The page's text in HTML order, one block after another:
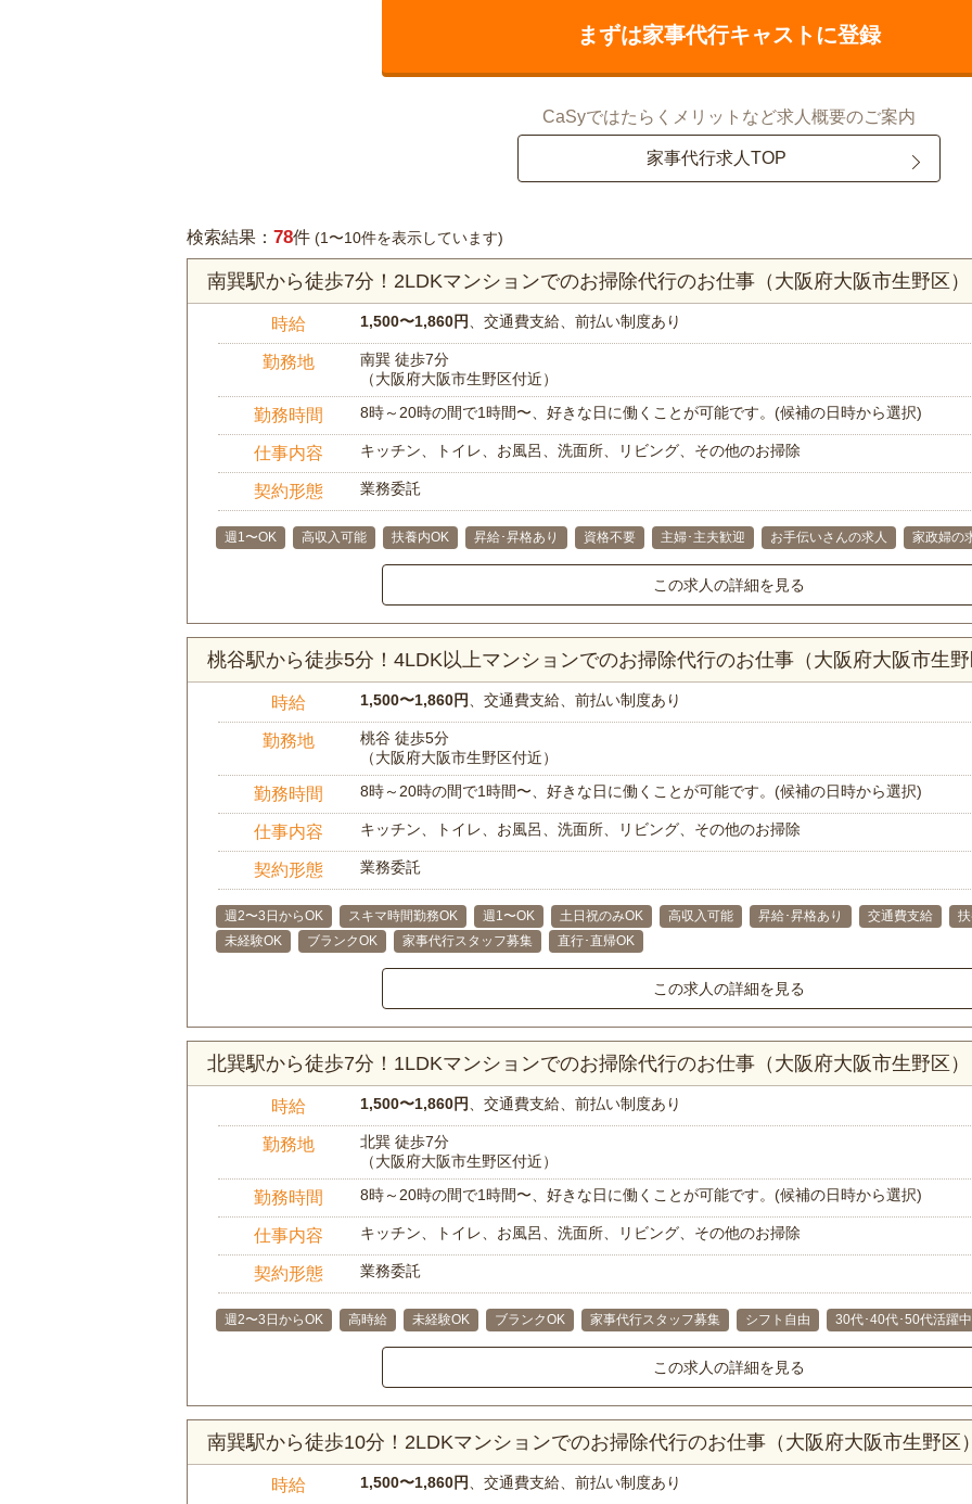
まずは家事代行キャストに登録
CaSyではたらくメリットなど求人概要のご案内
家事代行求人TOP
検索結果： 78件 (1〜10件を表示しています)
南巽駅から徒歩7分！2LDKマンションでのお掃除代行のお仕事（大阪府大阪市生野区）
時給 1,500〜1,860円 、交通費支給、前払い制度あり
勤務地
南巽 徒歩7分
（大阪府大阪市生野区付近）
勤務時間 8時～20時の間で1時間〜、好きな日に働くことが可能です。(候補の日時から選択)
仕事内容 キッチン、トイレ、お風呂、洗面所、リビング、その他のお掃除
契約形態 業務委託
週1〜OK 高収入可能 扶養内OK 昇給･昇格あり 資格不要 主婦･主夫歓迎 お手伝いさんの求人 家政婦の
この求人の詳細を見る
桃谷駅から徒歩5分！4LDK以上マンションでのお掃除代行のお仕事（大阪府大阪市生
時給 1,500〜1,860円 、交通費支給、前払い制度あり
勤務地
桃谷 徒歩5分
（大阪府大阪市生野区付近）
勤務時間 8時～20時の間で1時間〜、好きな日に働くことが可能です。(候補の日時から選択)
仕事内容 キッチン、トイレ、お風呂、洗面所、リビング、その他のお掃除
契約形態 業務委託
週2〜3日からOK スキマ時間勤務OK 週1〜OK 土日祝のみOK 高収入可能 昇給･昇格あり 交通費支給
未経験OK
ブランクOK 家事代行スタッフ募集 直行･直帰OK
この求人の詳細を見る
北巽駅から徒歩7分！1LDKマンションでのお掃除代行のお仕事（大阪府大阪市生野区）
時給 1,500〜1,860円 、交通費支給、前払い制度あり
勤務地
北巽 徒歩7分
（大阪府大阪市生野区付近）
勤務時間 8時～20時の間で1時間〜、好きな日に働くことが可能です。(候補の日時から選択)
仕事内容 キッチン、トイレ、お風呂、洗面所、リビング、その他のお掃除
契約形態 業務委託
週2〜3日からOK 高時給 未経験OK ブランクOK 家事代行スタッフ募集 シフト自由 30代･40代･50代活躍中
この求人の詳細を見る
南巽駅から徒歩10分！2LDKマンションでのお掃除代行のお仕事（大阪府大阪市生野区
時給 1,500〜1,860円 、交通費支給、前払い制度あり